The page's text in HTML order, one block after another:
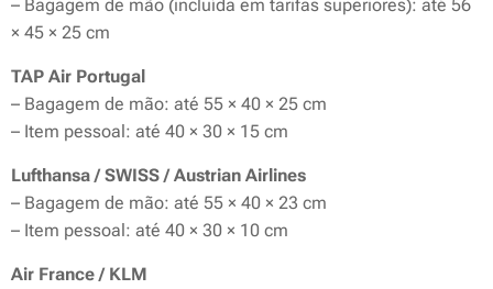
– Bagagem de mão (incluída em tarifas superiores): até 56
× 45 × 25 cm
TAP Air Portugal
– Bagagem de mão: até 55 × 40 × 25 cm
– Item pessoal: até 40 × 30 × 15 cm
Lufthansa / SWISS / Austrian Airlines
– Bagagem de mão: até 55 × 40 × 23 cm
– Item pessoal: até 40 × 30 × 10 cm
Air France / KLM